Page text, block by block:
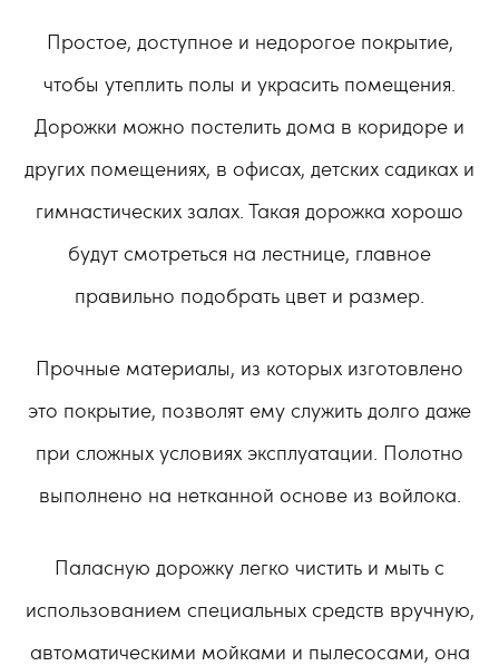
Простое, доступное и недорогое покрытие,
чтобы утеплить полы и украсить помещения.
Дорожки можно постелить дома в коридоре и
других помещениях, в офисах, детских садиках и
гимнастических залах. Такая дорожка хорошо
будут смотреться на лестнице, главное
правильно подобрать цвет и размер.
Прочные материалы, из которых изготовлено
это покрытие, позволят ему служить долго даже
при сложных условиях эксплуатации. Полотно
выполнено на нетканной основе из войлока.
Паласную дорожку легко чистить и мыть с
использованием специальных средств вручную,
автоматическими мойками и пылесосами, она